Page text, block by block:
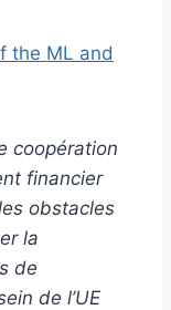
the ML and
coopération
financier
obstacles
la
de
de l’UE